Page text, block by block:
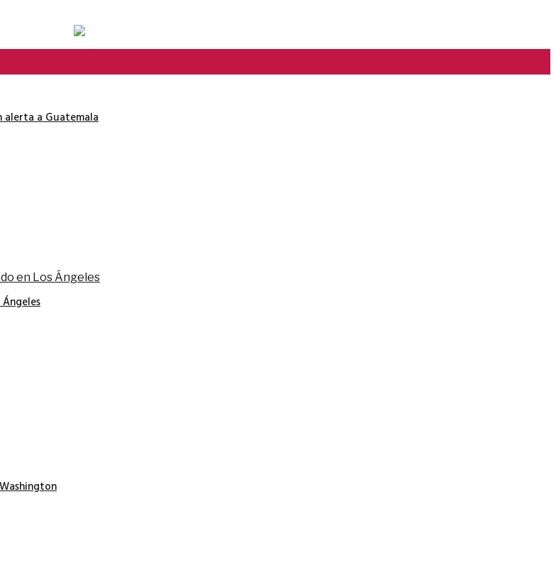
alerta a Guatemala